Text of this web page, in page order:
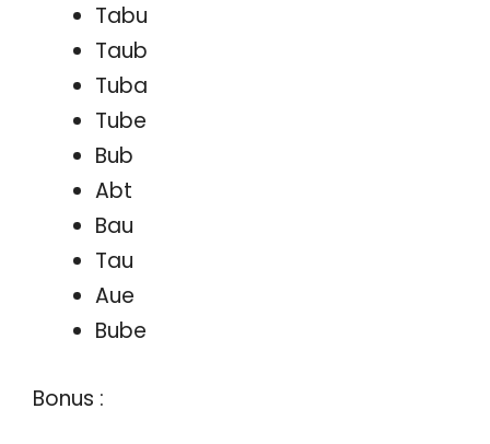
Tabu
Taub
Tuba
Tube
Bub
Abt
Bau
Tau
Aue
Bube
Bonus :